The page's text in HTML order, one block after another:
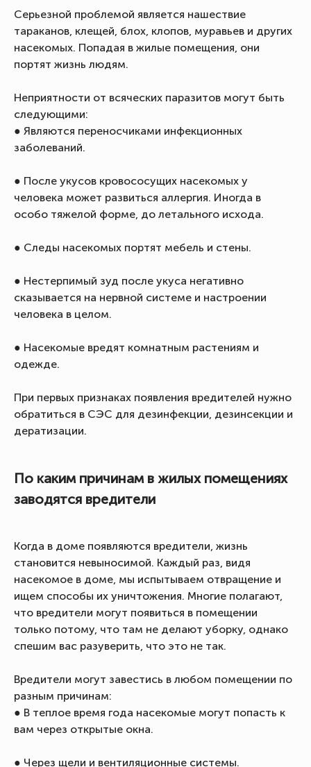
Серьезной проблемой является нашествие
тараканов, клещей, блох, клопов, муравьев и других
насекомых. Попадая в жилые помещения, они
портят жизнь людям.
Неприятности от всяческих паразитов могут быть
следующими:
● Являются переносчиками инфекционных
заболеваний.
● После укусов кровососущих насекомых у
человека может развиться аллергия. Иногда в
особо тяжелой форме, до летального исхода.
● Следы насекомых портят мебель и стены.
● Нестерпимый зуд после укуса негативно
сказывается на нервной системе и настроении
человека в целом.
● Насекомые вредят комнатным растениям и
одежде.
При первых признаках появления вредителей нужно
обратиться в СЭС для дезинфекции, дезинсекции и
дератизации.
По каким причинам в жилых помещениях
заводятся вредители
Когда в доме появляются вредители, жизнь
становится невыносимой. Каждый раз, видя
насекомое в доме, мы испытываем отвращение и
ищем способы их уничтожения. Многие полагают,
что вредители могут появиться в помещении
только потому, что там не делают уборку, однако
спешим вас разуверить, что это не так.
Вредители могут завестись в любом помещении по
разным причинам:
● В теплое время года насекомые могут попасть к
вам через открытые окна.
● Через щели и вентиляционные системы.